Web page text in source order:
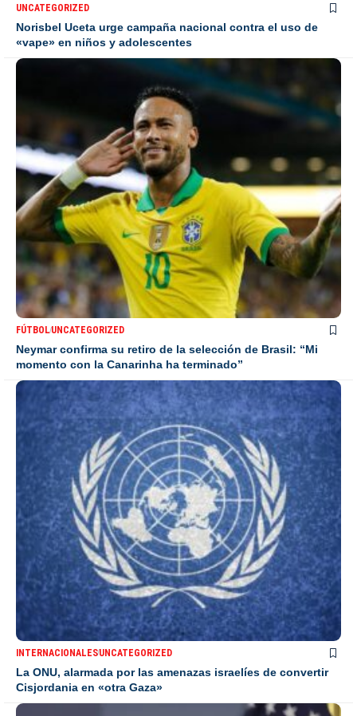
UNCATEGORIZED
Norisbel Uceta urge campaña nacional contra el uso de
«vape» en niños y adolescentes
FÚTBOLUNCATEGORIZED
Neymar confirma su retiro de la selección de Brasil: “Mi
momento con la Canarinha ha terminado”
INTERNACIONALESUNCATEGORIZED
La ONU, alarmada por las amenazas israelíes de convertir
Cisjordania en «otra Gaza»